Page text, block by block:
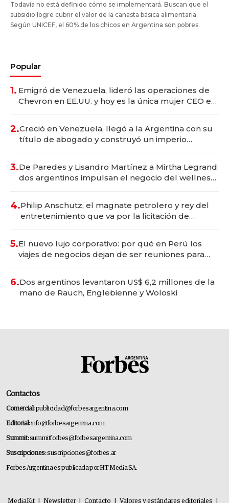
Todavía no está definido cómo se implementará. Buscan que el
subsidio logre cubrir el valor de la canasta básica alimentaria.
Según UNICEF, el 60% de los chicos en Argentina son pobres.
Popular
1. Emigró de Venezuela, lideró las operaciones de
Chevron en EE.UU. y hoy es la única mujer CEO en
2.Creció en Venezuela, llegó a la Argentina con su
título de abogado y construyó un imperio
3.De Paredes y Lisandro Martínez a Mirtha Legrand:
dos argentinos impulsan el negocio del wellness
4.Philip Anschutz, el magnate petrolero y rey del
entretenimiento que va por la licitación de
5.El nuevo lujo corporativo: por qué en Perú los
viajes de negocios dejan de ser reuniones para
6.Dos argentinos levantaron US$ 6,2 millones de la
mano de Rauch, Englebienne y Woloski
Contactos
Comercial:publicidad@forbesargentina.com
Editorial:info@forbesargentina.com
Summit:summitforbes@forbesargentina.com
Suscripciones:suscripciones@forbes.ar
Forbes Argentina es publicada por HT Media SA.
MediaKit Newsletter Contacto Valores y estándares editoriales